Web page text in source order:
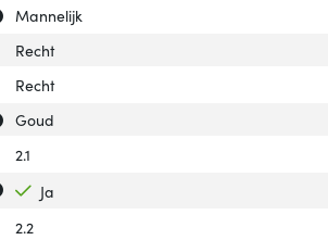
Uitleg over 'Aansluiting 2 type'
Verberg uitleg over 'Aansluiting 2 type'
Mannelijk
Recht
Recht
Uitleg over 'Contact geleider materiaal'
Verberg uitleg over 'Contact geleider materiaal'
Goud
2.1
Uitleg over 'HDCP'
Verberg uitleg over 'HDCP'
Ja
2.2